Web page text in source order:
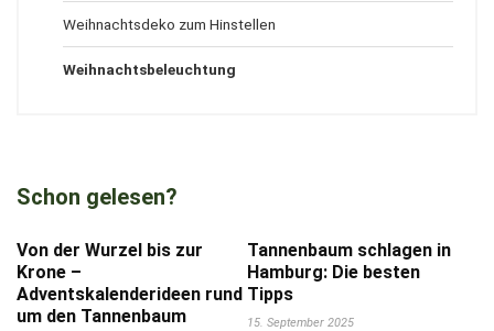
Weihnachtsdeko zum Hinstellen
Weihnachtsbeleuchtung
Schon gelesen?
Von der Wurzel bis zur
Krone –
Adventskalenderideen rund
um den Tannenbaum
Tannenbaum schlagen in
Hamburg: Die besten
Tipps
15. September 2025